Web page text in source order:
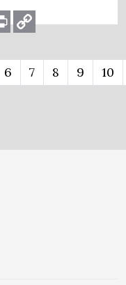
Print
Link
6 7 8 9 10